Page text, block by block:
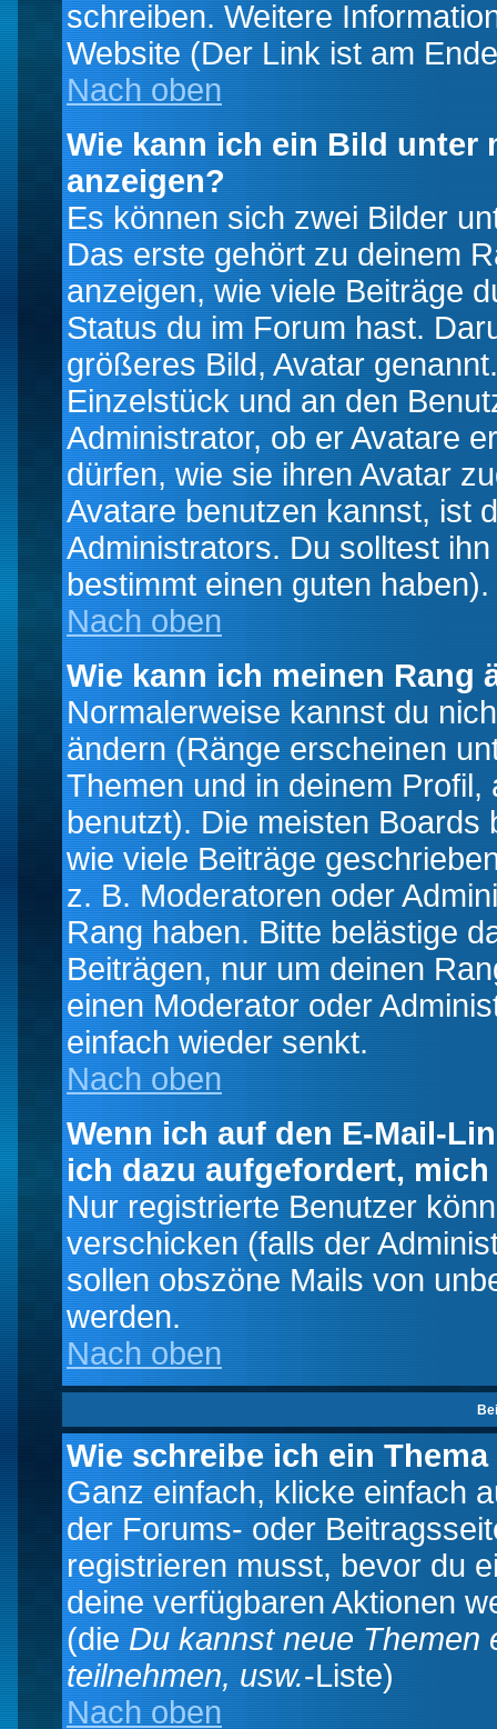
schreiben. Weitere
Website (Der Link ist am
Nach oben
Wie kann ich ein Bild unter
anzeigen?
Es können sich zwei Bilder
Das erste gehört zu deinem
anzeigen, wie viele Beiträge
Status du im Forum hast.
größeres Bild, Avatar
Einzelstück und an den
Administrator, ob er Avatare
dürfen, wie sie ihren Avatar
Avatare benutzen kannst, ist
Administrators. Du solltest
bestimmt einen guten haben).
Nach oben
Wie kann ich meinen Rang
Normalerweise kannst du
ändern (Ränge erscheinen
Themen und in deinem
benutzt). Die meisten
wie viele Beiträge
z. B. Moderatoren oder
Rang haben. Bitte belästige
Beiträgen, nur um deinen
einen Moderator oder
einfach wieder senkt.
Nach oben
Wenn ich auf den E-Mail-
ich dazu aufgefordert,
Nur registrierte Benutzer
verschicken (falls der
sollen obszöne Mails von
werden.
Nach oben
Wie schreibe ich ein
Ganz einfach, klicke einfach
der Forums- oder
registrieren musst, bevor du
deine verfügbaren Aktionen
(die Du kannst neue Themen
teilnehmen, usw.-Liste)
Nach oben